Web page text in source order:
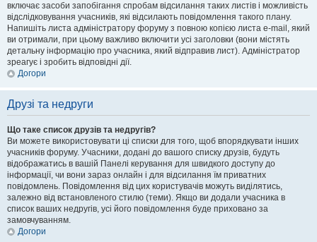
включає засоби запобігання спробам відсилання таких листів і можливість
відслідковування учасників, які відсилають повідомлення такого плану.
Напишіть листа адміністратору форуму з повною копією листа e-mail, який
ви отримали, при цьому важливо включити усі заголовки (вони містять
детальну інформацію про учасника, який відправив лист). Адміністратор
зреагує і зробить відповідні дії.
Догори
Друзі та недруги
Що таке список друзів та недругів?
Ви можете використовувати ці списки для того, щоб впорядкувати інших
учасників форуму. Учасники, додані до вашого списку друзів, будуть
відображатись в вашій Панелі керування для швидкого доступу до
інформації, чи вони зараз онлайн і для відсилання їм приватних
повідомлень. Повідомлення від цих користувачів можуть виділятись,
залежно від встановленого стилю (теми). Якщо ви додали учасника в
список ваших недругів, усі його повідомлення буде приховано за
замовчуванням.
Догори